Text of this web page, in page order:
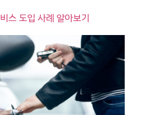
스 도입 사례 알아보기